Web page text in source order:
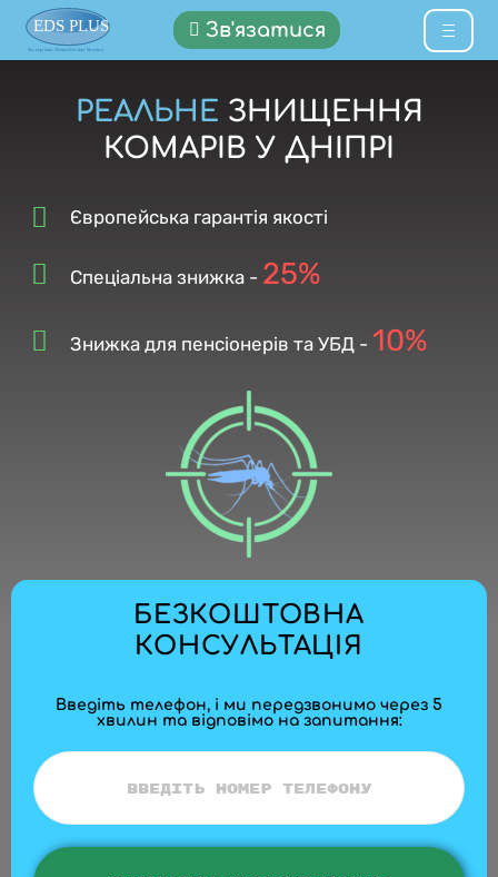
Зв'язатися
РЕАЛЬНЕ ЗНИЩЕННЯ
КОМАРІВ У ДНІПРІ
Європейська гарантія якості
Спеціальна знижка - 25%
Знижка для пенсіонерів та УБД - 10%
БЕЗКОШТОВНА
КОНСУЛЬТАЦІЯ
Введіть телефон, і ми передзвонимо через 5
хвилин та відповімо на запитання: